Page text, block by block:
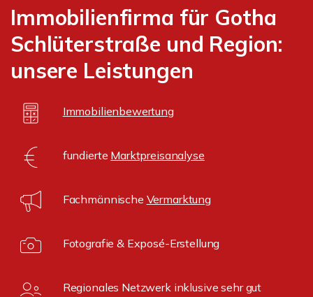
Immobilienfirma für Gotha
Schlüterstraße und Region:
unsere Leistungen
Immobilienbewertung
fundierte Marktpreisanalyse
Fachmännische Vermarktung
Fotografie & Exposé-Erstellung
Regionales Netzwerk inklusive sehr gut